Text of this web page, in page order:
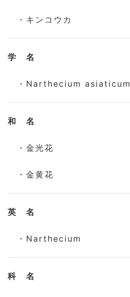
・キンコウカ
学 名
・Narthecium asiaticum
和 名
・金光花
・金黄花
英 名
・Narthecium
科 名